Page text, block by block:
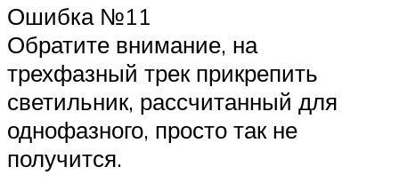
Ошибка №11
Обратите внимание, на
трехфазный трек прикрепить
светильник, рассчитанный для
однофазного, просто так не
получится.